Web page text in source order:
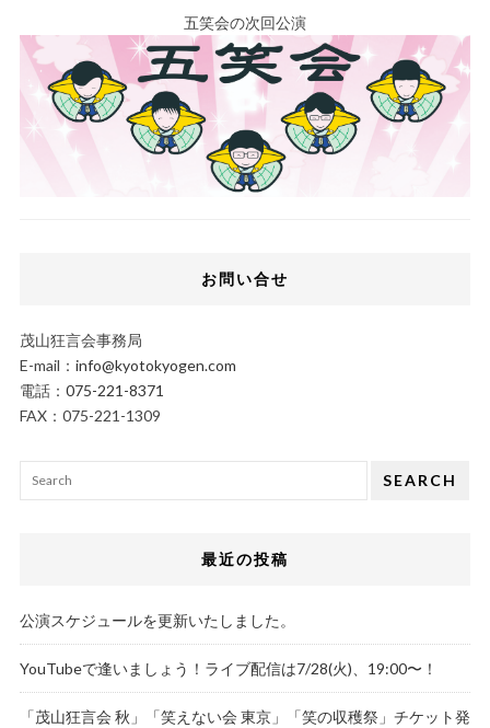
五笑会の次回公演
お問い合せ
茂山狂言会事務局
E-mail： info@kyotokyogen.com
電話： 075-221-8371
FAX：075-221-1309
SEARCH
最近の投稿
公演スケジュールを更新いたしました。
YouTubeで逢いましょう！ライブ配信は7/28(火)、19:00〜！
「茂山狂言会 秋」「笑えない会 東京」「笑の収穫祭」チケット発